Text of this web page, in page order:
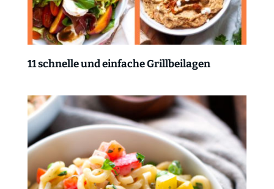
11 schnelle und einfache Grillbeilagen